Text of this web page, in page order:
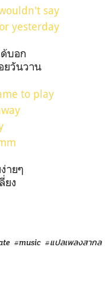
say
yesterday
บอก
ยวันวาน
to play
ายๆ
ยง
#music #แปลเพลงสากล